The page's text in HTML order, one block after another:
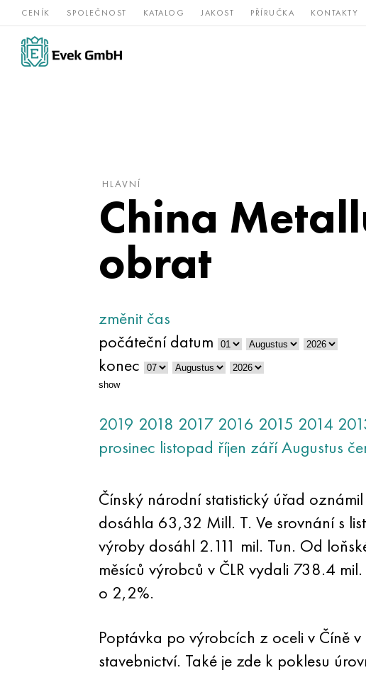
CENÍK SPOLEČNOST KATALOG JAKOST PŘÍRUČKA KONTAKTY
Slitiny
niklu
nerezová Vzácné a
HLAVNÍ
China
obrat
změnit čas
počáteční datum
konec
show
2019 2018 2017 2016 2015 2014
prosinec listopad říjen záříAugustus
Čínský národní statistický úřad
dosáhla 63,32 Mill. T. Ve srovnání s
výroby dosáhl 2.111 mil. Tun. Od
měsíců výrobců v ČLR vydali 738.4
o 2,2%.
Poptávka po výrobcích z oceli v Číně
stavebnictví. Také je zde k poklesu